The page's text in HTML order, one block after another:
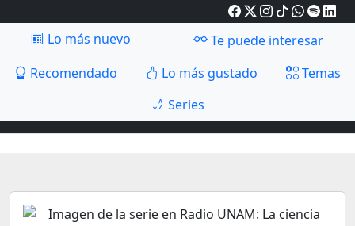
Lo más nuevo
Te puede interesar
Recomendado
Lo más gustado
Temas
Series